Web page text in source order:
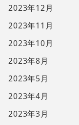
2023年12月
2023年11月
2023年10月
2023年8月
2023年5月
2023年4月
2023年3月